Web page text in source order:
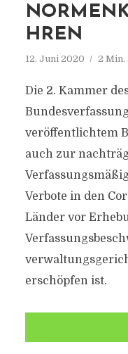
EN
12. Juni 2020 2 Min.
Die 2. Kammer
veröffentlichtem
auch zur
Verbote in den
Länder vor
erschöpfen ist.